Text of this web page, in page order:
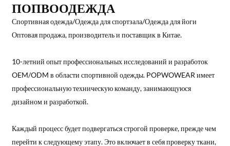
ПОПВООДЕЖДА
Спортивная одежда/Одежда для спортзала/Одежда для йоги
Оптовая продажа, производитель и поставщик в Китае.
10-летний опыт профессиональных исследований и разработок
OEM/ODM в области спортивной одежды. POPWOWEAR имеет
профессиональную техническую команду, занимающуюся
дизайном и разработкой.
Каждый процесс будет подвергаться строгой проверке, прежде чем
перейти к следующему этапу. Это включает в себя проверку ткани,